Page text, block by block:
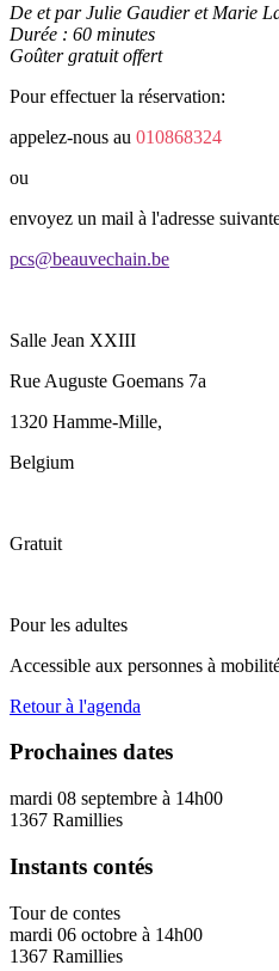
De et par Julie Gaudier et Marie
Durée : 60 minutes
Goûter gratuit offert
Pour effectuer la réservation:
appelez-nous au 010868324
ou
envoyez un mail à l'adresse
pcs@beauvechain.be
Salle Jean XXIII
Rue Auguste Goemans 7a
1320 Hamme-Mille,
Belgium
Gratuit
Pour les adultes
Accessible aux personnes à
Retour à l'agenda
Prochaines dates
mardi 08 septembre à 14h00
1367 Ramillies
Instants contés
Tour de contes
mardi 06 octobre à 14h00
1367 Ramillies